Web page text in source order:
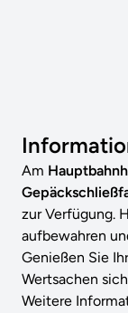
Am
zur Verfügung.
aufbewahren
Genießen Sie
Wertsachen
Weitere